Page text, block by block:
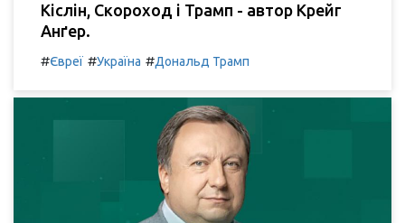
Кіслін, Скороход і Трамп - автор Крейг
Анґер.
#Євреї #Україна #Дональд Трамп